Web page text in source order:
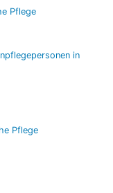
Pflege
in
Pflege